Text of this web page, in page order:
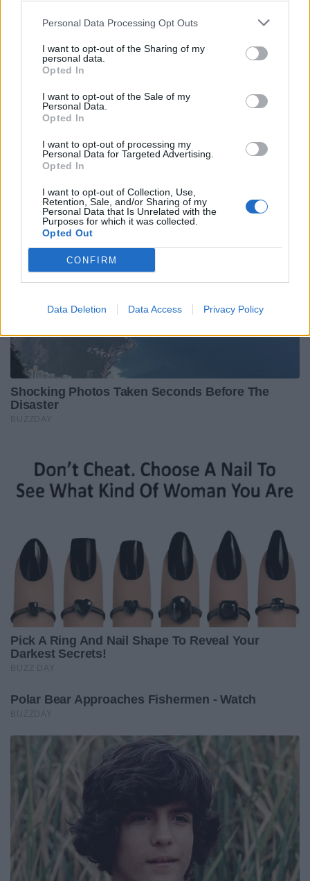
Personal Data Processing Opt Outs
I want to opt-out of the Sharing of my
personal data.
Opted In
I want to opt-out of the Sale of my
Personal Data.
Opted In
I want to opt-out of processing my
Personal Data for Targeted Advertising.
Opted In
I want to opt-out of Collection, Use,
Retention, Sale, and/or Sharing of my
Personal Data that Is Unrelated with the
Purposes for which it was collected.
Opted Out
CONFIRM
Data Deletion Data Access Privacy Policy